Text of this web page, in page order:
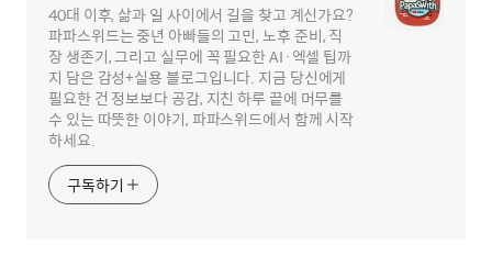
40대 이후, 삶과 일 사이에서 길을 찾고 계신가요?
파파스위드는 중년 아빠들의 고민, 노후 준비, 직
장 생존기, 그리고 실무에 꼭 필요한 AI·엑셀 팁까
지 담은 감성+실용 블로그입니다. 지금 당신에게
필요한 건 정보보다 공감, 지친 하루 끝에 머무를
수 있는 따뜻한 이야기, 파파스위드에서 함께 시작
하세요.
구독하기